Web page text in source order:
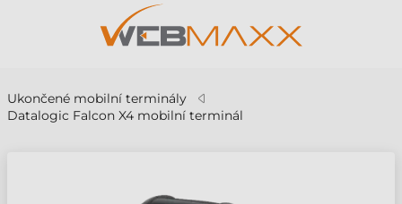
Ukončené mobilní terminály
Datalogic Falcon X4 mobilní terminál